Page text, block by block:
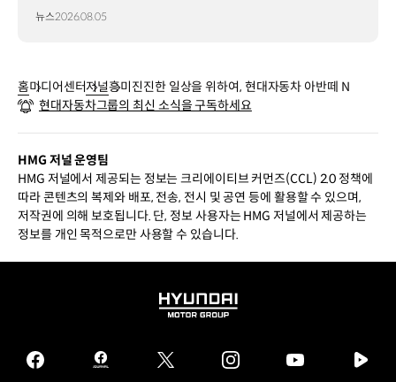
뉴스2026.08.05
홈미디어센터저널흥미진진한 일상을 위하여, 현대자동차 아반떼 N
현대자동차그룹의 최신 소식을 구독하세요
HMG 저널 운영팀
HMG 저널에서 제공되는 정보는 크리에이티브 커먼즈(CCL) 2.0 정책에
따라 콘텐츠의 복제와 배포, 전송, 전시 및 공연 등에 활용할 수 있으며,
저작권에 의해 보호됩니다. 단, 정보 사용자는 HMG 저널에서 제공하는
정보를 개인 목적으로만 사용할 수 있습니다.
HYUNDAI
GROUP
facebook
hmg
twitter instagram